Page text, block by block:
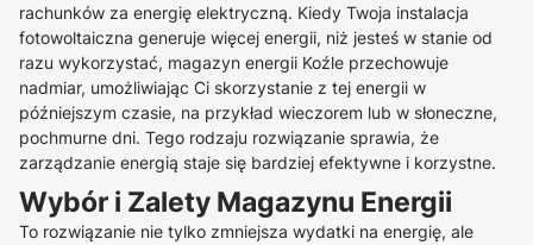
rachunków za energię elektryczną. Kiedy Twoja instalacja
fotowoltaiczna generuje więcej energii, niż jesteś w stanie od
razu wykorzystać, magazyn energii Koźle przechowuje
nadmiar, umożliwiając Ci skorzystanie z tej energii w
późniejszym czasie, na przykład wieczorem lub w słoneczne,
pochmurne dni. Tego rodzaju rozwiązanie sprawia, że
zarządzanie energią staje się bardziej efektywne i korzystne.
Wybór i Zalety Magazynu Energii
To rozwiązanie nie tylko zmniejsza wydatki na energię, ale